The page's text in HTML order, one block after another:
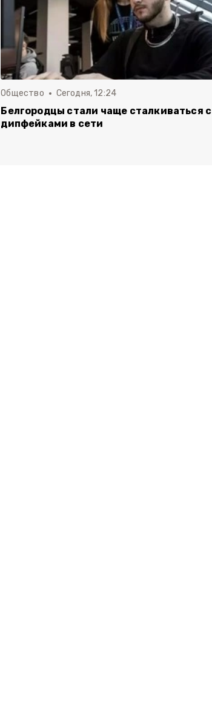
Общество Сегодня, 12:24
Белгородцы стали чаще сталкиваться с
дипфейками в сети